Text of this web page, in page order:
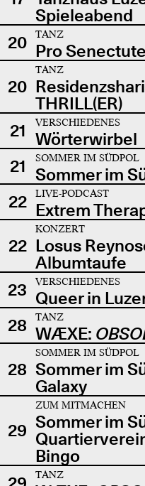
Spieleabend
20
TANZ
Pro
20
TANZ
THRILL(ER)
21
VERSCHIEDENES
Wörterwirbel
21
SOMMER IM SÜDPOL
Sommer im
22
LIVE-PODCAST
Extrem
22
KONZERT
Losus
Albumtaufe
23
VERSCHIEDENES
Queer in
28
TANZ
WÆXE:
28
SOMMER IM SÜDPOL
Sommer im
Galaxy
29
ZUM MITMACHEN
Sommer im
Bingo
TANZ